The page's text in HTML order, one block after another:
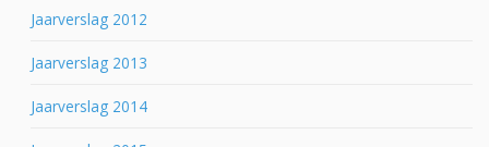
Jaarverslag 2012
Jaarverslag 2013
Jaarverslag 2014